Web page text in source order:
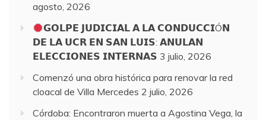
agosto, 2026
𝗚𝗢𝗟𝗣𝗘 𝗝𝗨𝗗𝗜𝗖𝗜𝗔𝗟 𝗔 𝗟𝗔 𝗖𝗢𝗡𝗗𝗨𝗖𝗖𝗜Ó𝗡
𝗗𝗘 𝗟𝗔 𝗨𝗖𝗥 𝗘𝗡 𝗦𝗔𝗡 𝗟𝗨𝗜𝗦: 𝗔𝗡𝗨𝗟𝗔𝗡
𝗘𝗟𝗘𝗖𝗖𝗜𝗢𝗡𝗘𝗦 𝗜𝗡𝗧𝗘𝗥𝗡𝗔𝗦 3 julio, 2026
Comenzó una obra histórica para renovar la red
cloacal de Villa Mercedes 2 julio, 2026
Córdoba: Encontraron muerta a Agostina Vega, la